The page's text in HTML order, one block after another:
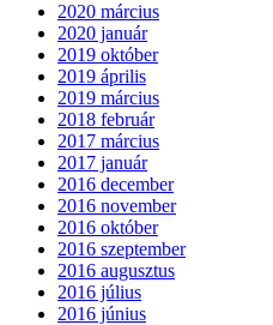
2020 március
2020 január
2019 október
2019 április
2019 március
2018 február
2017 március
2017 január
2016 december
2016 november
2016 október
2016 szeptember
2016 augusztus
2016 július
2016 június